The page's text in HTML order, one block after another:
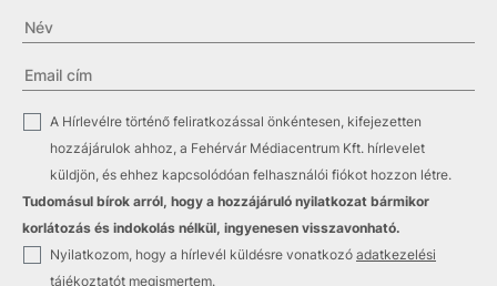
A Hírlevélre történő feliratkozással önkéntesen, kifejezetten
hozzájárulok ahhoz, a Fehérvár Médiacentrum Kft. hírlevelet
küldjön, és ehhez kapcsolódóan felhasználói fiókot hozzon létre.
Tudomásul bírok arról, hogy a hozzájáruló nyilatkozat bármikor
korlátozás és indokolás nélkül, ingyenesen visszavonható.
Nyilatkozom, hogy a hírlevél küldésre vonatkozó adatkezelési
tájékoztatót megismertem.